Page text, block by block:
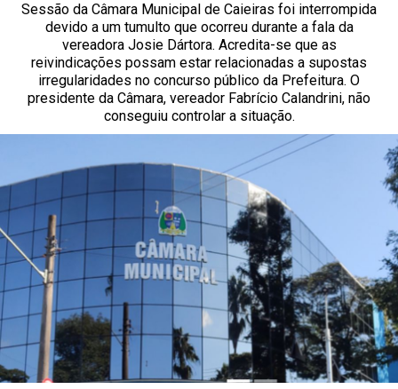
Sessão da Câmara Municipal de Caieiras foi interrompida
devido a um tumulto que ocorreu durante a fala da
vereadora Josie Dártora. Acredita-se que as
reivindicações possam estar relacionadas a supostas
irregularidades no concurso público da Prefeitura. O
presidente da Câmara, vereador Fabrício Calandrini, não
conseguiu controlar a situação.